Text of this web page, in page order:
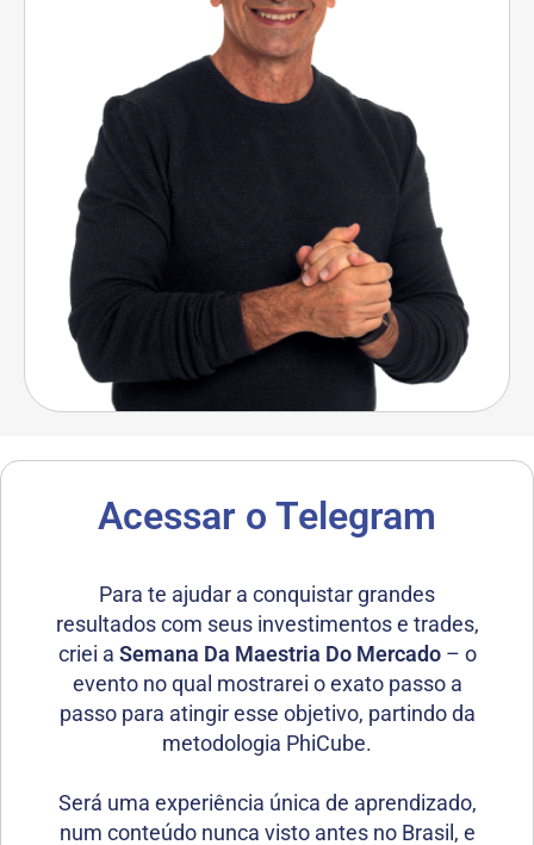
Acessar o Telegram
Para te ajudar a conquistar grandes
resultados com seus investimentos e trades,
criei a Semana Da Maestria Do Mercado– o
evento no qual mostrarei o exato passo a
passo para atingir esse objetivo, partindo da
metodologia PhiCube.
Será uma experiência única de aprendizado,
num conteúdo nunca visto antes no Brasil, e